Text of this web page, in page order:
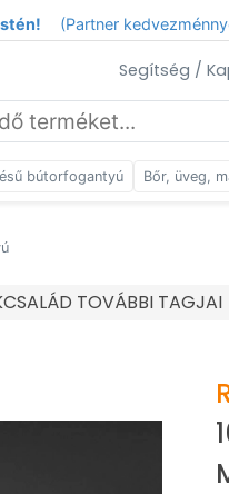
(Partner
Segítség /
bútorfogantyú Bőr, üveg,
TOVÁBBI TAGJAI